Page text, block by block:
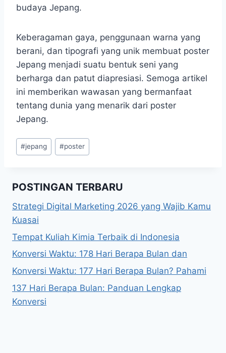
budaya Jepang.
Keberagaman gaya, penggunaan warna yang
berani, dan tipografi yang unik membuat poster
Jepang menjadi suatu bentuk seni yang
berharga dan patut diapresiasi. Semoga artikel
ini memberikan wawasan yang bermanfaat
tentang dunia yang menarik dari poster
Jepang.
Post
Tags:
#jepang #poster
POSTINGAN TERBARU
Strategi Digital Marketing 2026 yang Wajib Kamu
Kuasai
Tempat Kuliah Kimia Terbaik di Indonesia
Konversi Waktu: 178 Hari Berapa Bulan dan
Konversi Waktu: 177 Hari Berapa Bulan? Pahami
137 Hari Berapa Bulan: Panduan Lengkap
Konversi